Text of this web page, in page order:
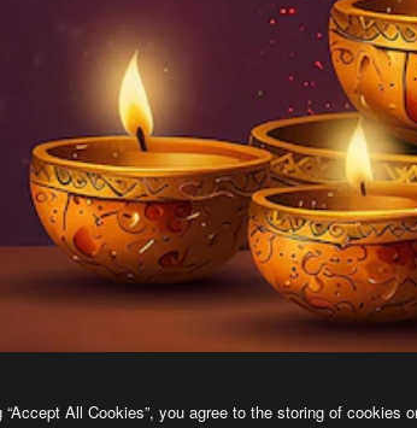
。 AI画像生成ツールを使うと、あなた独自の画像を作成でき
All Cookies”, you agree to the storing of cookies